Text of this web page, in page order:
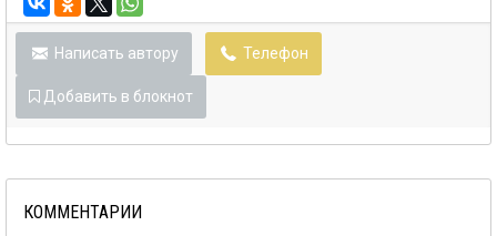
Написать автору Телефон
Добавить в блокнот
КОММЕНТАРИИ